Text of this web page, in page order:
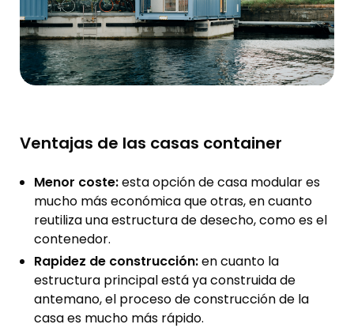
Ventajas de las casas container
Menor coste:esta opción de casa modular es
mucho más económica que otras, en cuanto
reutiliza una estructura de desecho, como es el
contenedor.
Rapidez de construcción:en cuanto la
estructura principal está ya construida de
antemano, el proceso de construcción de la
casa es mucho más rápido.